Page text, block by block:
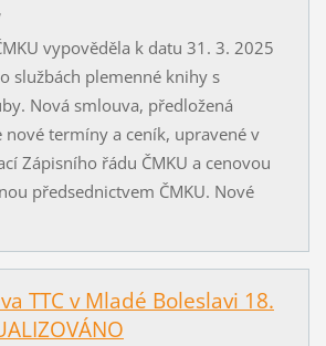
vypověděla k datu 31. 3. 2025
službách plemenné knihy s
Nová smlouva, předložená
termíny a ceník, upravené v
Zápisního řádu ČMKU a cenovou
předsednictvem ČMKU. Nové
TTC v Mladé Boleslavi 18.